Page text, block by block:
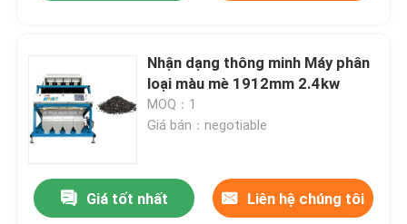
Nhận dạng thông minh Máy phân
loại màu mè 1912mm 2.4kw
MOQ：1
Giá bán：negotiable
Giá tốt nhất Liên hệ chúng tôi